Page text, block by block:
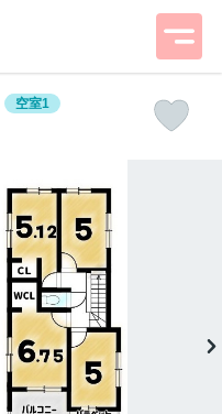
空室1